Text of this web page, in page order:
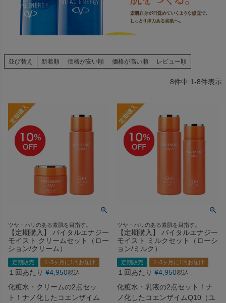
並び替え 新着順 価格が安い順 価格が高い順 レビュー順
8件中 1-8件表示
ツヤ・ハリのある素肌を目指す。
【定期購入】 バイタルエナジー
モイスト クリームセット（ロー
ション/クリーム）
定期販売 1~3ヶ月に1回お届け
１回あたり ¥4,950税込
化粧水・クリームの2点セッ
ト！ナノ化したコエンザイム
ツヤ・ハリのある素肌を目指す。
【定期購入】 バイタルエナジー
モイスト ミルクセット（ローシ
ョン/ミルク）
定期販売 1~3ヶ月に1回お届け
１回あたり ¥4,950税込
化粧水・乳液の2点セット！ナ
ノ化したコエンザイムQ10（ユ